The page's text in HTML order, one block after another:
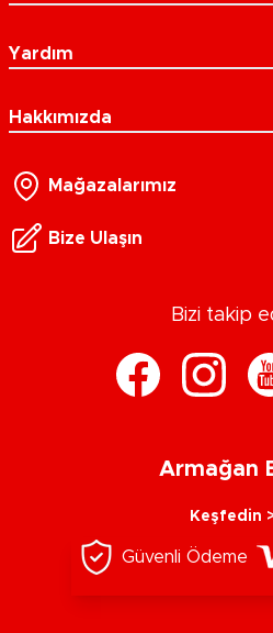
Yardım
Hakkımızda
Mağazalarımız
Bize Ulaşın
Bizi takip
Armağan
Keşfedin
Güvenli Ödeme